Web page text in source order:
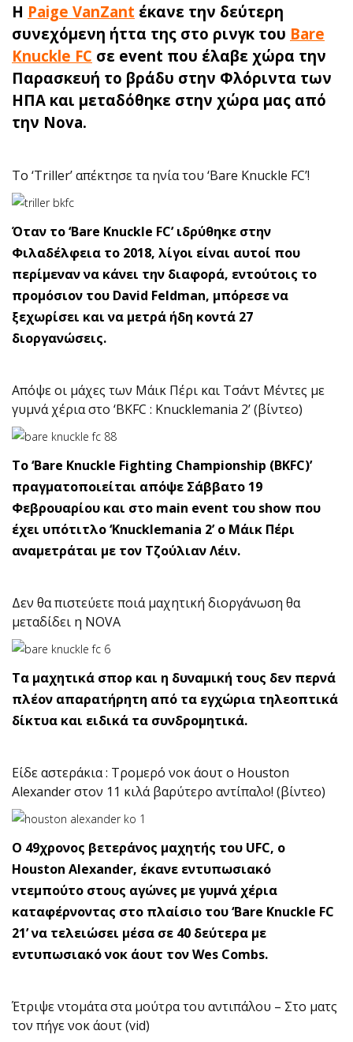
H Paige VanZant έκανε την δεύτερη
συνεχόμενη ήττα της στο ρινγκ του Bare
Knuckle FC σε event που έλαβε χώρα την
Παρασκευή το βράδυ στην Φλόριντα των
ΗΠΑ και μεταδόθηκε στην χώρα μας από
την Nova.
To ‘Triller’ απέκτησε τα ηνία του ‘Bare Knuckle FC’!
Όταν το ‘Bare Knuckle FC’ ιδρύθηκε στην
Φιλαδέλφεια το 2018, λίγοι είναι αυτοί που
περίμεναν να κάνει την διαφορά, εντούτοις το
προμόσιον του David Feldman, μπόρεσε να
ξεχωρίσει και να μετρά ήδη κοντά 27
διοργανώσεις.
Απόψε οι μάχες των Μάικ Πέρι και Τσάντ Μέντες με
γυμνά χέρια στο ‘BKFC : Knucklemania 2’ (βίντεο)
Το ‘Bare Knuckle Fighting Championship (BKFC)’
πραγματοποιείται απόψε Σάββατο 19
Φεβρουαρίου και στο main event του show που
έχει υπότιτλο ‘Knucklemania 2’ ο Μάικ Πέρι
αναμετράται με τον Τζούλιαν Λέιν.
Δεν θα πιστεύετε ποιά μαχητική διοργάνωση θα
μεταδίδει η NOVA
Τα μαχητικά σπορ και η δυναμική τους δεν περνά
πλέον απαρατήρητη από τα εγχώρια τηλεοπτικά
δίκτυα και ειδικά τα συνδρομητικά.
Είδε αστεράκια : Τρομερό νοκ άουτ ο Houston
Alexander στον 11 κιλά βαρύτερο αντίπαλο! (βίντεο)
O 49χρονος βετεράνος μαχητής του UFC, o
Houston Alexander, έκανε εντυπωσιακό
ντεμπούτο στους αγώνες με γυμνά χέρια
καταφέρνοντας στο πλαίσιο του ‘Bare Knuckle FC
21’ να τελειώσει μέσα σε 40 δεύτερα με
εντυπωσιακό νοκ άουτ τον Wes Combs.
Έτριψε ντομάτα στα μούτρα του αντιπάλου – Στο ματς
τον πήγε νοκ άουτ (vid)